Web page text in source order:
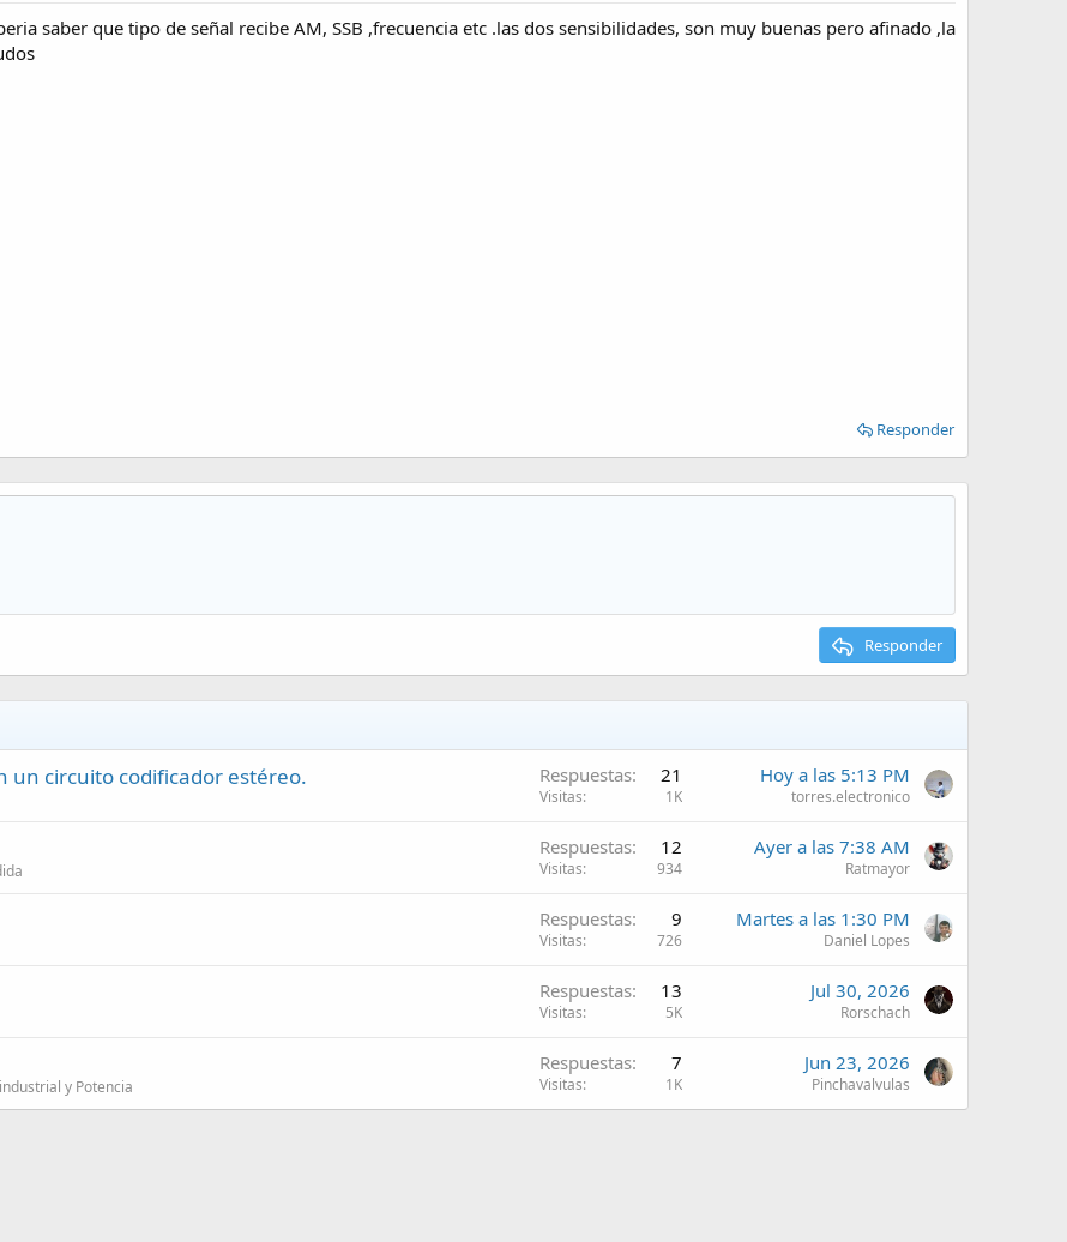
saber que tipo de señal recibe AM, SSB ,frecuencia etc .las dos sensibilidades, son muy buenas pero afinado ,la
Responder
Responder
un circuito codificador estéreo. Respuestas 21
Visitas 1K
Hoy a las 5:13 PM
torres.electronico
Respuestas 12
Visitas 934
Ayer a las 7:38 AM
Ratmayor
Respuestas 9
Visitas 726
Martes a las 1:30 PM
Daniel Lopes
Respuestas 13
Visitas 5K
Jul 30, 2026
Rorschach
y Potencia
Respuestas 7
Visitas 1K
Jun 23, 2026
Pinchavalvulas